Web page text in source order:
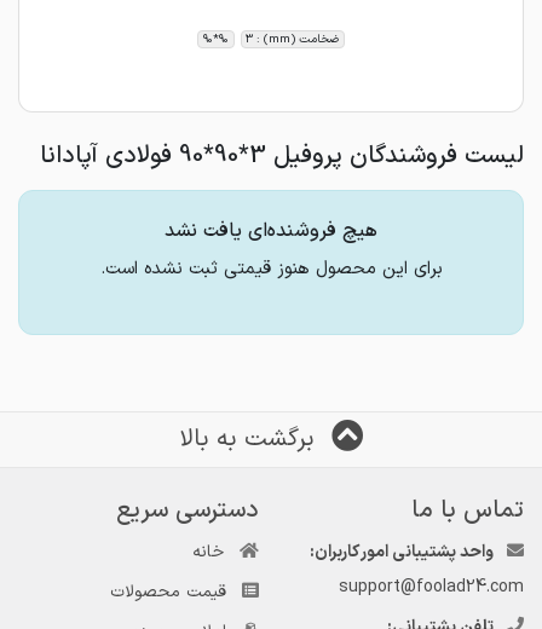
ضخامت (mm) : 3 90*90
لیست فروشندگان پروفیل 3*90*90 فولادی آپادانا
هیچ فروشنده‌ای یافت نشد
برای این محصول هنوز قیمتی ثبت نشده است.
برگشت به بالا
تماس با ما
واحد پشتیبانی امور کاربران:
support@foolad24.com
دسترسی سریع
خانه
قیمت محصولات